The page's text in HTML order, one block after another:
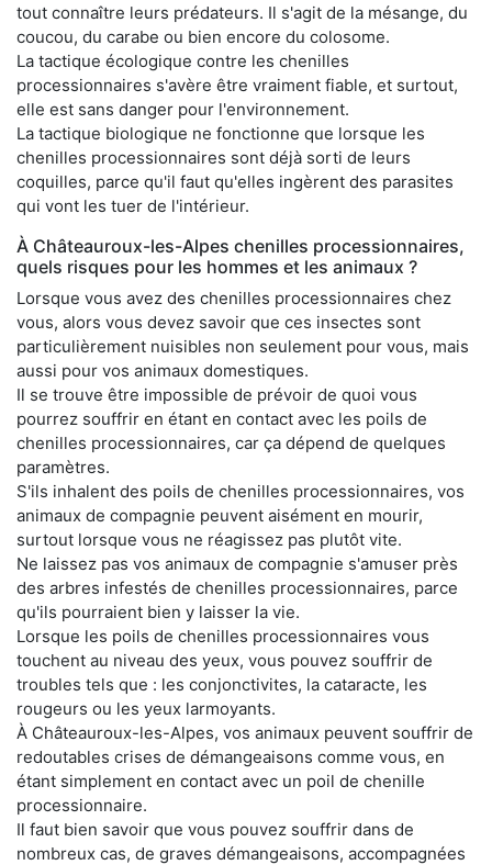
tout connaître leurs prédateurs. Il s'agit de la mésange, du
coucou, du carabe ou bien encore du colosome.
La tactique écologique contre les chenilles
processionnaires s'avère être vraiment fiable, et surtout,
elle est sans danger pour l'environnement.
La tactique biologique ne fonctionne que lorsque les
chenilles processionnaires sont déjà sorti de leurs
coquilles, parce qu'il faut qu'elles ingèrent des parasites
qui vont les tuer de l'intérieur.
À Châteauroux-les-Alpes chenilles processionnaires,
quels risques pour les hommes et les animaux ?
Lorsque vous avez des chenilles processionnaires chez
vous, alors vous devez savoir que ces insectes sont
particulièrement nuisibles non seulement pour vous, mais
aussi pour vos animaux domestiques.
Il se trouve être impossible de prévoir de quoi vous
pourrez souffrir en étant en contact avec les poils de
chenilles processionnaires, car ça dépend de quelques
paramètres.
S'ils inhalent des poils de chenilles processionnaires, vos
animaux de compagnie peuvent aisément en mourir,
surtout lorsque vous ne réagissez pas plutôt vite.
Ne laissez pas vos animaux de compagnie s'amuser près
des arbres infestés de chenilles processionnaires, parce
qu'ils pourraient bien y laisser la vie.
Lorsque les poils de chenilles processionnaires vous
touchent au niveau des yeux, vous pouvez souffrir de
troubles tels que : les conjonctivites, la cataracte, les
rougeurs ou les yeux larmoyants.
À Châteauroux-les-Alpes, vos animaux peuvent souffrir de
redoutables crises de démangeaisons comme vous, en
étant simplement en contact avec un poil de chenille
processionnaire.
Il faut bien savoir que vous pouvez souffrir dans de
nombreux cas, de graves démangeaisons, accompagnées